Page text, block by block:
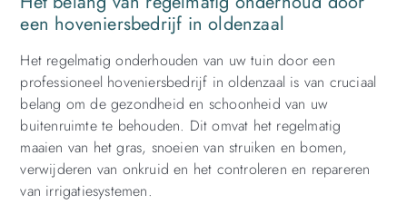
een hoveniersbedrijf in oldenzaal
Het regelmatig onderhouden van uw tuin door een
professioneel hoveniersbedrijf in oldenzaal is van cruciaal
belang om de gezondheid en schoonheid van uw
buitenruimte te behouden. Dit omvat het regelmatig
maaien van het gras, snoeien van struiken en bomen,
verwijderen van onkruid en het controleren en repareren
van irrigatiesystemen.